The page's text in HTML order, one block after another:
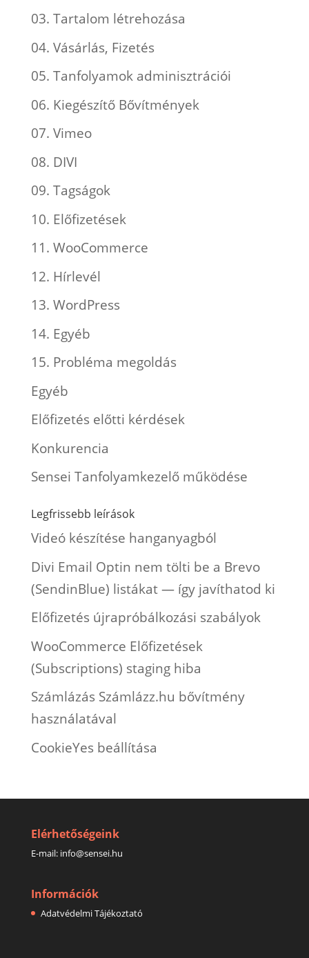
03. Tartalom létrehozása
04. Vásárlás, Fizetés
05. Tanfolyamok adminisztrációi
06. Kiegészítő Bővítmények
07. Vimeo
08. DIVI
09. Tagságok
10. Előfizetések
11. WooCommerce
12. Hírlevél
13. WordPress
14. Egyéb
15. Probléma megoldás
Egyéb
Előfizetés előtti kérdések
Konkurencia
Sensei Tanfolyamkezelő működése
Legfrissebb leírások
Videó készítése hanganyagból
Divi Email Optin nem tölti be a Brevo
(SendinBlue) listákat — így javíthatod ki
Előfizetés újrapróbálkozási szabályok
WooCommerce Előfizetések
(Subscriptions) staging hiba
Számlázás Számlázz.hu bővítmény
használatával
CookieYes beállítása
Elérhetőségeink
E-mail: info@sensei.hu
Információk
Adatvédelmi Tájékoztató